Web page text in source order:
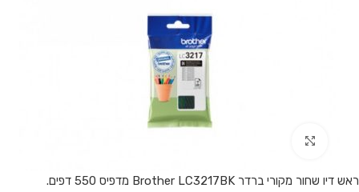
ראש דיו שחור מקורי ברדר Brother LC3217BK מדפיס 550 דפים.